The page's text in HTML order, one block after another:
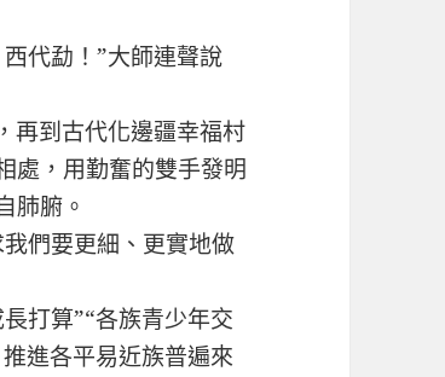
代勐！”大師連聲說
到古代化邊疆幸福村
處，用勤奮的雙手發明
肺腑。
們要更細、更實地做
打算”“各族青少年交
進各平易近族普遍來